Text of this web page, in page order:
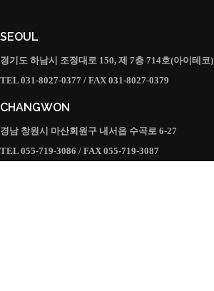
SEOUL
경기도 하남시 조정대로 150, 제 7층 714호(아이테코)
TEL 031-8027-0377 / FAX 031-8027-0379
CHANGWON
경남 창원시 마산회원구 내서읍 수곡로 6-27
TEL 055-719-3086 / FAX 055-719-3087